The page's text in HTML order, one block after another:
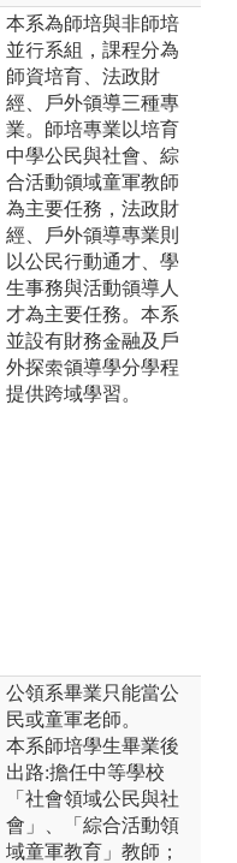
本系為師培與非師培
並行系組，課程分為
師資培育、法政財
經、戶外領導三種專
業。師培專業以培育
中學公民與社會、綜
合活動領域童軍教師
為主要任務，法政財
經、戶外領導專業則
以公民行動通才、學
生事務與活動領導人
才為主要任務。本系
並設有財務金融及戶
外探索領導學分學程
提供跨域學習。
公領系畢業只能當公
民或童軍老師。
本系師培學生畢業後
出路:擔任中等學校
「社會領域公民與社
會」、「綜合活動領
域童軍教育」教師；